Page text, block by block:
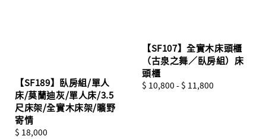
【SF189】臥房組/單人
床/莫蘭迪灰/單人床/3.5
尺床架/全實木床架/曠野
寄情
Regular
$ 18,000
【SF107】全實木床頭櫃
（古泉之舞／臥房組）床
頭櫃
Regular
$ 10,800 - $ 11,800